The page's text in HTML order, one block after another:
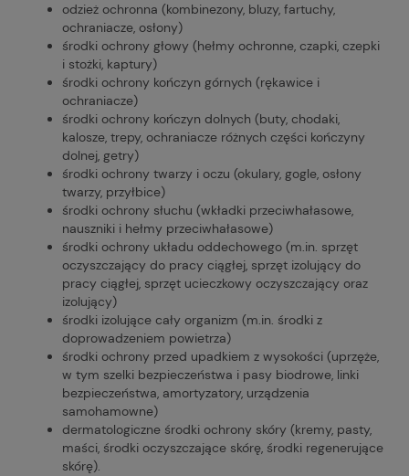
odzież ochronna (kombinezony, bluzy, fartuchy,
ochraniacze, osłony)
środki ochrony głowy (hełmy ochronne, czapki, czepki
i stożki, kaptury)
środki ochrony kończyn górnych (rękawice i
ochraniacze)
środki ochrony kończyn dolnych (buty, chodaki,
kalosze, trepy, ochraniacze różnych części kończyny
dolnej, getry)
środki ochrony twarzy i oczu (okulary, gogle, osłony
twarzy, przyłbice)
środki ochrony słuchu (wkładki przeciwhałasowe,
nauszniki i hełmy przeciwhałasowe)
środki ochrony układu oddechowego (m.in. sprzęt
oczyszczający do pracy ciągłej, sprzęt izolujący do
pracy ciągłej, sprzęt ucieczkowy oczyszczający oraz
izolujący)
środki izolujące cały organizm (m.in. środki z
doprowadzeniem powietrza)
środki ochrony przed upadkiem z wysokości (uprzęże,
w tym szelki bezpieczeństwa i pasy biodrowe, linki
bezpieczeństwa, amortyzatory, urządzenia
samohamowne)
dermatologiczne środki ochrony skóry (kremy, pasty,
maści, środki oczyszczające skórę, środki regenerujące
skórę).